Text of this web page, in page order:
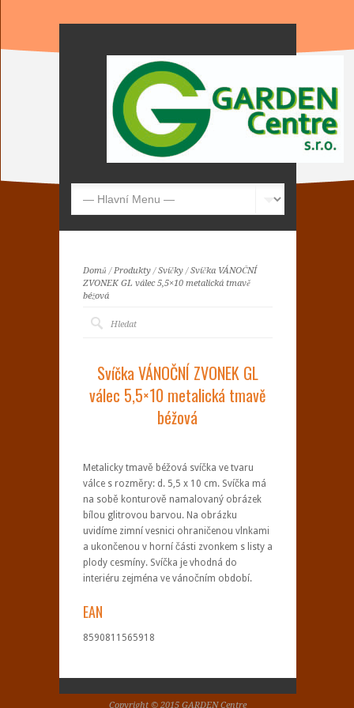
Domů /Produkty/Svíčky/Svíčka VÁNOČNÍ
ZVONEK GL válec 5,5×10 metalická tmavě
béžová
Svíčka VÁNOČNÍ ZVONEK GL
válec 5,5×10 metalická tmavě
béžová
Metalicky tmavě béžová svíčka ve tvaru
válce s rozměry: d. 5,5 x 10 cm. Svíčka má
na sobě konturově namalovaný obrázek
bílou glitrovou barvou. Na obrázku
uvidíme zimní vesnici ohraničenou vlnkami
a ukončenou v horní části zvonkem s listy a
plody cesmíny. Svíčka je vhodná do
interiéru zejména ve vánočním období.
EAN
8590811565918
Copyright © 2015 GARDEN Centre